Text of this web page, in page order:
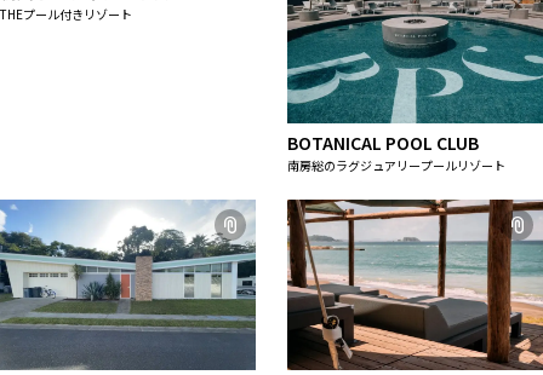
THEプール付きリゾート
BOTANICAL POOL CLUB
南房総のラグジュアリープールリゾート